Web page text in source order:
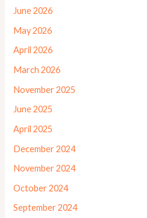
June 2026
May 2026
April 2026
March 2026
November 2025
June 2025
April 2025
December 2024
November 2024
October 2024
September 2024